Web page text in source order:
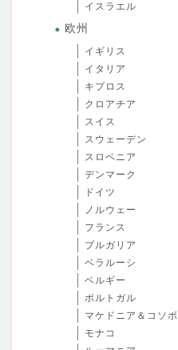
イスラエル
欧州
イギリス
イタリア
キプロス
クロアチア
スイス
スウェーデン
スロベニア
デンマーク
ドイツ
ノルウェー
フランス
ブルガリア
ベラルーシ
ベルギー
ポルトガル
マケドニア＆コソボ
モナコ